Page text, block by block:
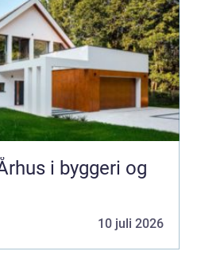
i byggeri og
10 juli 2026